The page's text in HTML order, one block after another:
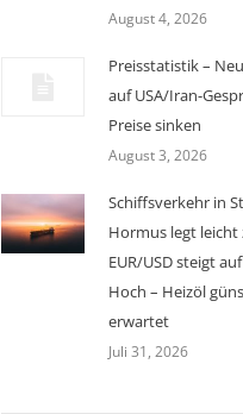
August 4, 2026
Preisstatistik –
auf USA/Iran-
Preise sinken
August 3, 2026
Schiffsverkehr in
Hormus legt leicht
EUR/USD steigt
Hoch – Heizöl
erwartet
Juli 31, 2026